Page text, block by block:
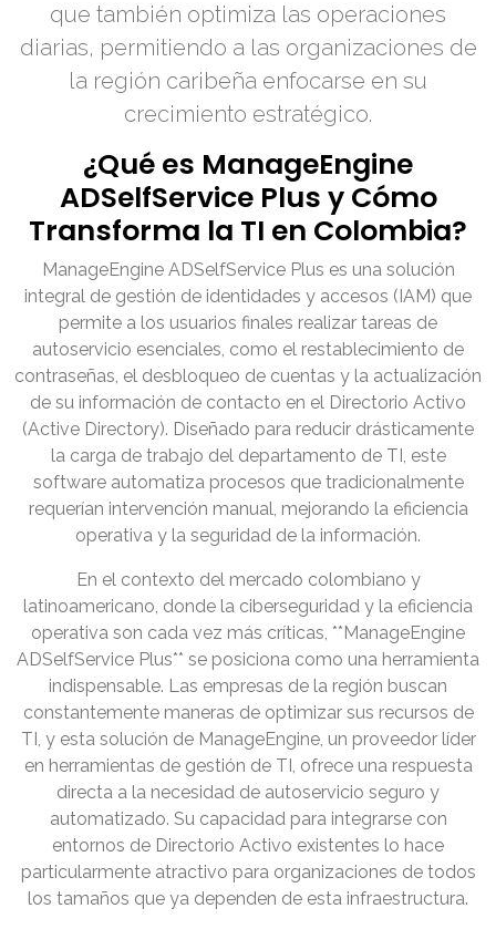
que también optimiza las operaciones
diarias, permitiendo a las organizaciones de
la región caribeña enfocarse en su
crecimiento estratégico.
¿Qué es ManageEngine
ADSelfService Plus y Cómo
Transforma la TI en Colombia?
ManageEngine ADSelfService Plus es una solución
integral de gestión de identidades y accesos (IAM) que
permite a los usuarios finales realizar tareas de
autoservicio esenciales, como el restablecimiento de
contraseñas, el desbloqueo de cuentas y la actualización
de su información de contacto en el Directorio Activo
(Active Directory). Diseñado para reducir drásticamente
la carga de trabajo del departamento de TI, este
software automatiza procesos que tradicionalmente
requerían intervención manual, mejorando la eficiencia
operativa y la seguridad de la información.
En el contexto del mercado colombiano y
latinoamericano, donde la ciberseguridad y la eficiencia
operativa son cada vez más críticas, **ManageEngine
ADSelfService Plus** se posiciona como una herramienta
indispensable. Las empresas de la región buscan
constantemente maneras de optimizar sus recursos de
TI, y esta solución de ManageEngine, un proveedor líder
en herramientas de gestión de TI, ofrece una respuesta
directa a la necesidad de autoservicio seguro y
automatizado. Su capacidad para integrarse con
entornos de Directorio Activo existentes lo hace
particularmente atractivo para organizaciones de todos
los tamaños que ya dependen de esta infraestructura.